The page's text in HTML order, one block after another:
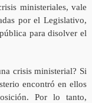
ministeriales, vale
por el Legislativo,
para disolver el
crisis ministerial? Si
encontró en ellos
Por lo tanto,